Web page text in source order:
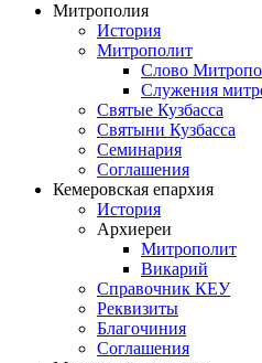
Митрополия
История
Митрополит
Слово
Служения
Святые Кузбасса
Святыни Кузбасса
Семинария
Соглашения
Кемеровская епархия
История
Архиереи
Митрополит
Викарий
Справочник КЕУ
Реквизиты
Благочиния
Соглашения